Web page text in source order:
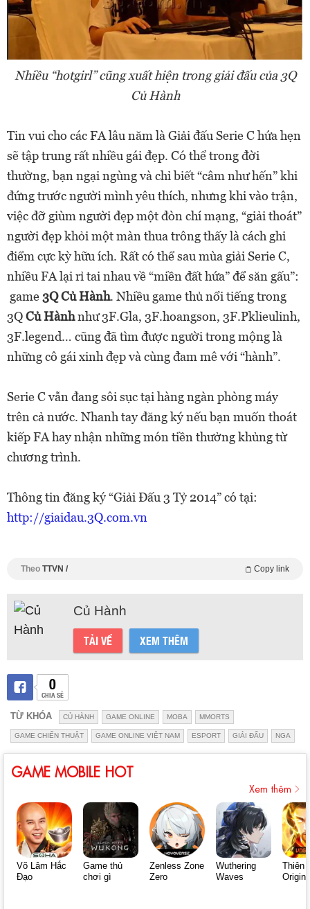
Nhiều “hotgirl” cũng xuất hiện trong giải đấu của 3Q
Củ Hành
Tin vui cho các FA lâu năm là Giải đấu Serie C hứa hẹn
sẽ tập trung rất nhiều gái đẹp. Có thể trong đời
thường, bạn ngại ngùng và chỉ biết “câm như hến” khi
đứng trước người mình yêu thích, nhưng khi vào trận,
việc đỡ giùm người đẹp một đòn chí mạng, “giải thoát”
người đẹp khỏi một màn thua trông thấy là cách ghi
điểm cực kỳ hữu ích. Rất có thể sau mùa giải Serie C,
nhiều FA lại rỉ tai nhau về “miền đất hứa” để săn gấu”:
game3Q Củ Hành. Nhiều game thủ nổi tiếng trong
3QCủ Hànhnhư 3F.Gla, 3F.hoangson, 3F.Pklieulinh,
3F.legend… cũng đã tìm được người trong mộng là
những cô gái xinh đẹp và cùng đam mê với “hành”.
Serie C vẫn đang sôi sục tại hàng ngàn phòng máy
trên cả nước. Nhanh tay đăng ký nếu bạn muốn thoát
kiếp FA hay nhận những món tiền thưởng khủng từ
chương trình.
Thông tin đăng ký “Giải Đấu 3 Tỷ 2014” có tại:
http://giaidau.3Q.com.vn
Theo TTVN / Copy link
Củ Hành
TẢI VỀ XEM THÊM
0
CHIA SẺ
TỪ KHÓA CỦ HÀNH GAME ONLINE MOBA MMORTS
GAME CHIẾN THUẬT GAME ONLINE VIỆT NAM ESPORT GIẢI ĐẤU NGA
GAME MOBILE HOT
Xem thêm
Võ Lâm Hắc
Đạo
Game thủ
chơi gì
Zenless Zone
Zero
Wuthering
Waves
Thiên
Origin